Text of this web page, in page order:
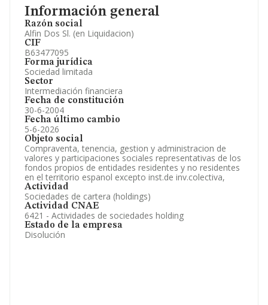
Información general
Razón social
Alfin Dos Sl. (en Liquidacion)
CIF
B63477095
Forma jurídica
Sociedad limitada
Sector
Intermediación financiera
Fecha de constitución
30-6-2004
Fecha último cambio
5-6-2026
Objeto social
Compraventa, tenencia, gestion y administracion de
valores y participaciones sociales representativas de los
fondos propios de entidades residentes y no residentes
en el territorio espanol excepto inst.de inv.colectiva,
Actividad
Sociedades de cartera (holdings)
Actividad CNAE
6421 - Actividades de sociedades holding
Estado de la empresa
Disolución
Información oficial y registral complementaria.